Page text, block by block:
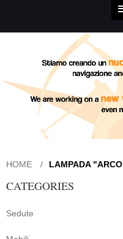
HOME LAMPADA
CATEGORIES
Sedute